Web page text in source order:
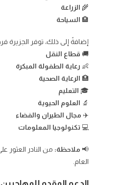
🌾 الزراعة
🏨 السياحة
إضافةً إلى ذلك، توفر
🚚 قطاع النقل
👶 رعاية الطفولة المبكرة
🏥 الرعاية الصحية
🎓 التعليم
🔬 العلوم الحيوية
✈️ مجال الطيران والفضاء
💻 تكنولوجيا المعلومات
📢 ملاحظة: من النادر
العام.